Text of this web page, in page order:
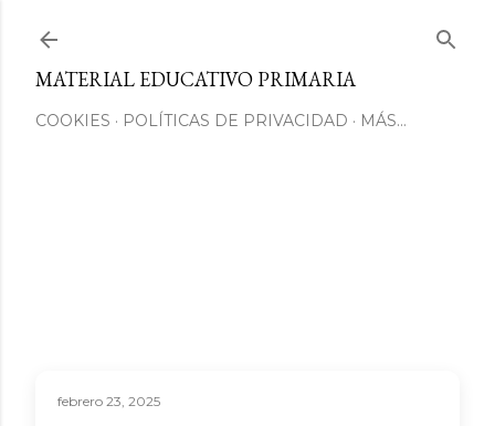
MATERIAL EDUCATIVO PRIMARIA
COOKIES POLÍTICAS DE PRIVACIDAD MÁS…
febrero 23, 2025